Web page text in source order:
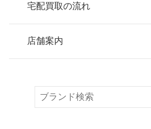
宅配買取の流れ
お申込み
または梱包材不要の「集荷申
店舗案内